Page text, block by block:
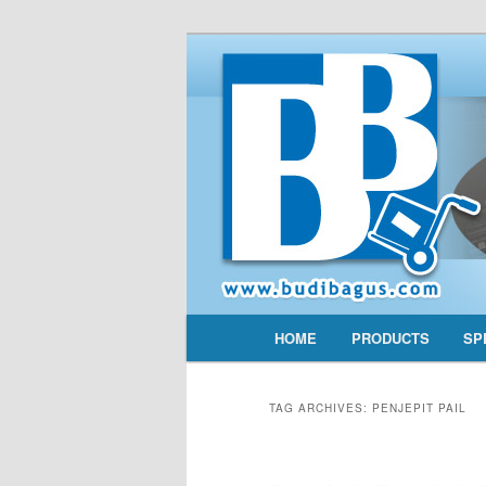
Skip to primary content
Skip to secondary
HOME PRODUCTS
TAG ARCHIVES: PENJEPIT PAIL